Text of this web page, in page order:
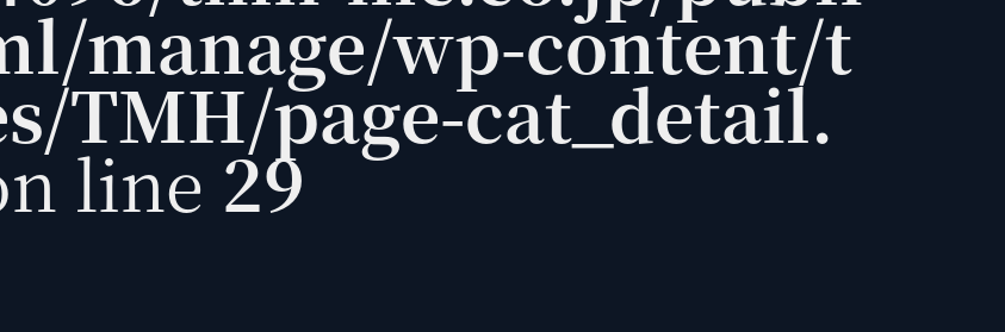
manage/wp-content/t
TMH/page-cat_detail.
line 29